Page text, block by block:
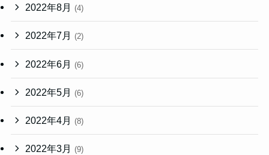
2022年8月 (4)
2022年7月 (2)
2022年6月 (6)
2022年5月 (6)
2022年4月 (8)
2022年3月 (9)